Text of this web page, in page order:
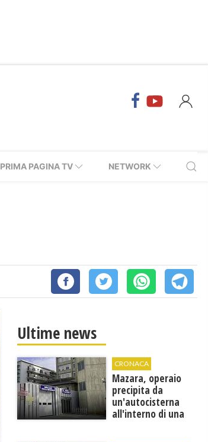
PRIMA PAGINA TV NETWORK
Ultime news
CRONACA
Mazara, operaio
precipita da
un'autocisterna
all'interno di una